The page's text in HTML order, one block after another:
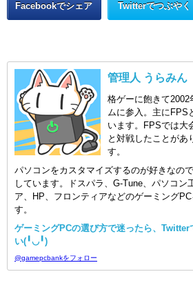
Facebookでシェア Twitterでつぶやく
管理人 うらみん
格ゲーに飽きて
ムに参入。主にFPS
います。FPSでは大
と対戦したことがあ
す。
パソコンをカスタマイズするのが好きなの
しています。ドスパラ、G-Tune、パソコン
ア、HP、フロンティアなどのゲーミング
す。
ゲーミングPCの選び方で迷ったら、Twitter
い(╹◡╹)
@gamepcbankをフォロー